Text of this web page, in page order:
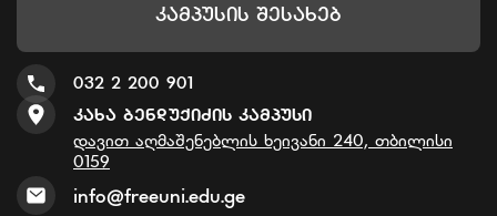
Კამპუსის Შესახებ
032 2 200 901
Კახა Ბენდუქიძის Კამპუსი
დავით აღმაშენებლის ხეივანი 240, თბილისი
0159
info@freeuni.edu.ge